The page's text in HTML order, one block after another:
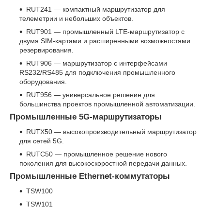
RUT241 — компактный маршрутизатор для
телеметрии и небольших объектов.
RUT901 — промышленный LTE-маршрутизатор с
двумя SIM-картами и расширенными возможностями
резервирования.
RUT906 — маршрутизатор с интерфейсами
RS232/RS485 для подключения промышленного
оборудования.
RUT956 — универсальное решение для
большинства проектов промышленной автоматизации.
Промышленные 5G-маршрутизаторы
RUTX50 — высокопроизводительный маршрутизатор
для сетей 5G.
RUTC50 — промышленное решение нового
поколения для высокоскоростной передачи данных.
Промышленные Ethernet-коммутаторы
TSW100
TSW101